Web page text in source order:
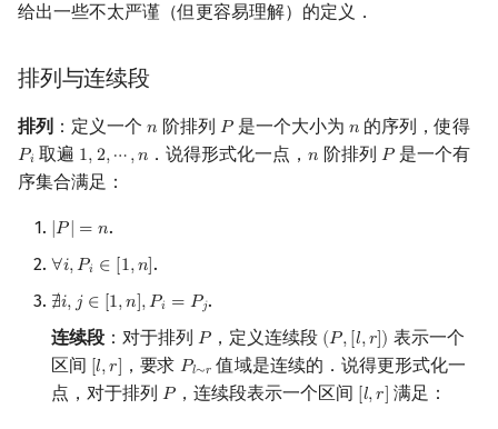
CP Editor
Git
排序相关 STL
概率 DP
DP 套 DP
DP 优化
后缀平衡树
广义后缀自动机
后缀树
回文树
序列自动机
阶乘取模
阶 & 原根
形式幂级数复合|复合逆
组合数学
Pólya 计数
线性代数
线性规划
概率论
博弈论
判断能否合并
实现
参考文献与链接
连通性相关
环计数问题
最小环
欧拉图
哈密顿图
反演变换
计算几何杂项
在一台机器上规划任务
主元素问题
Garsia–Wachs 算法
Kahan 求和
珂朵莉树/颜色段均摊
给出一些不太严谨（但更容易理解）的定义．
排列与连续段
排列 ：定义一个 𝑛
n 阶排列 𝑃
P是一个大小为 𝑛
n 的序列，使得
𝑃𝑖
Pi 取遍 1,2,⋯,𝑛
1,2,⋯, n ．说得形式化一点，𝑛
n 阶排列𝑃
P 是一个有
序集合满足：
|𝑃| = 𝑛
|P| =n .
∀𝑖,𝑃𝑖 ∈ [1,𝑛]
∀i,Pi∈[1 ,n] .
∄𝑖,𝑗 ∈ [1,𝑛],𝑃𝑖 = 𝑃𝑗
∄i, j∈[1 ,n],Pi=Pj
.
连续段 ：对于排列 𝑃
P ，定义连续段 (𝑃,[𝑙,𝑟])
(P,[l ,r])
表示一个
区间 [𝑙,𝑟]
[l,r] ，要求 𝑃𝑙∼𝑟
Pl∼r值域是连续的．说得更形式化一
点，对于排列 𝑃
P ，连续段表示一个区间 [𝑙,𝑟]
[l,r] 满足：